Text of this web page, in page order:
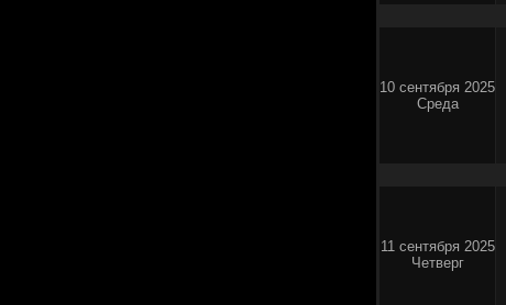
10 сентября 2025
Среда
11 сентября 2025
Четверг